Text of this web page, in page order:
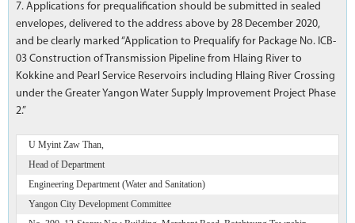
7. Applications for prequalification should be submitted in sealed
envelopes, delivered to the address above by 28 December 2020,
and be clearly marked “Application to Prequalify for Package No. ICB-
03 Construction of Transmission Pipeline from Hlaing River to
Kokkine and Pearl Service Reservoirs including Hlaing River Crossing
under the Greater Yangon Water Supply Improvement Project Phase
2.”
U Myint Zaw Than,
Head of Department
Engineering Department (Water and Sanitation)
Yangon City Development Committee